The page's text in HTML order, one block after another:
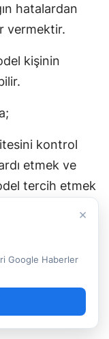
×
Google Haberler
hatalardan
vermektir.
kişinin
kontrol
etmek ve
tercih etmek
değil, gün
kullanım.